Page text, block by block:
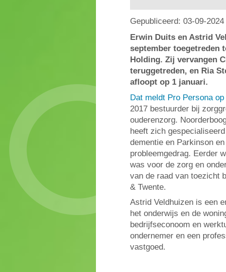
Gepubliceerd: 03-09-2024
Erwin Duits en Astrid
september toegetreden
Holding. Zij vervangen
teruggetreden, en Ria
afloopt op 1 januari.
Dat meldt Pro Persona
2017 bestuurder bij
ouderenzorg.
heeft zich
dementie en Parkinson
probleemgedrag. Eerder
was voor de zorg en
van de raad van toezicht
& Twente.
Astrid Veldhuizen is een
het onderwijs en de
bedrijfseconoom en
ondernemer en een
vastgoed.